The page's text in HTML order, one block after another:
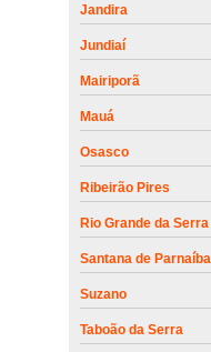
Jandira
Jundiaí
Mairiporã
Mauá
Osasco
Ribeirão Pires
Rio Grande da Serra
Santana de Parnaíba
Suzano
Taboão da Serra